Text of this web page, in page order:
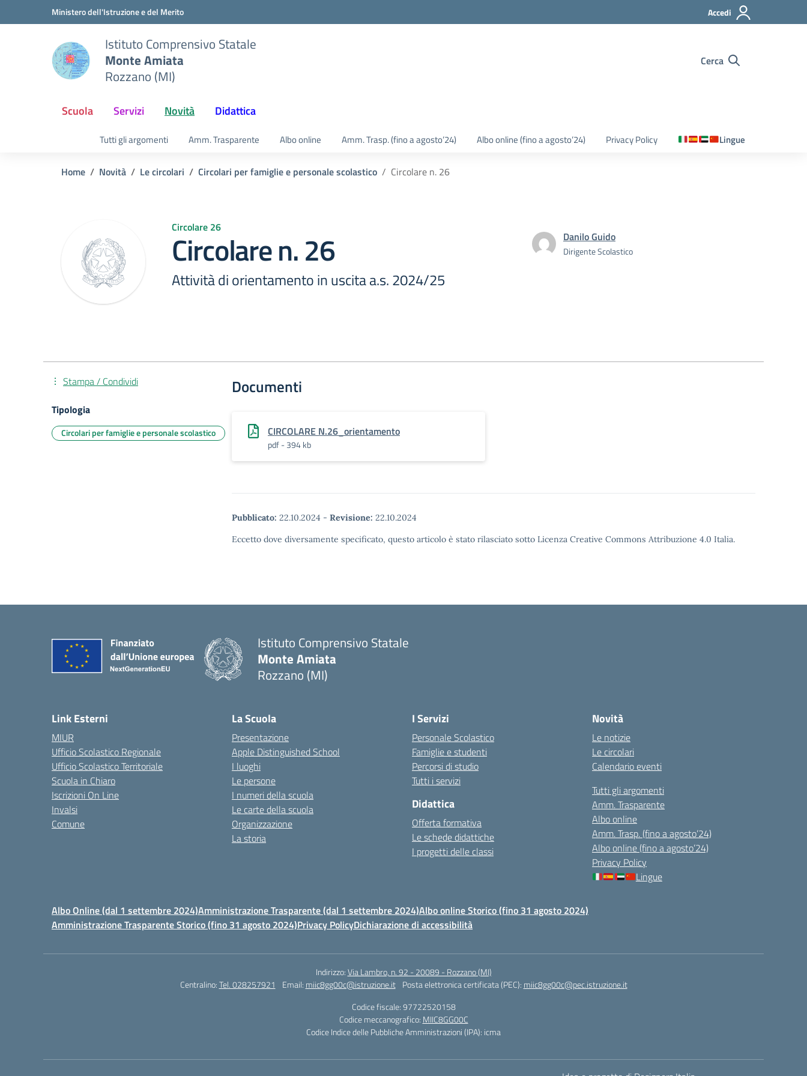
Vai ai contenuti
Vai al menu di navigazioneMinistero dell'Istruzione e del Merito Accedi
Istituto Comprensivo Statale
Monte Amiata
Rozzano (MI)
Cerca
Scuola Servizi Novità Didattica
Tutti gli argomenti Amm. Trasparente Albo online Amm. Trasp. (fino a agosto’24) Albo online (fino a agosto’24) Privacy Policy Lingue
Home Novità Le circolari Circolari per famiglie e personale scolastico Circolare n. 26
Circolare 26
Circolare n. 26
Attività di orientamento in uscita a.s. 2024/25
Danilo Guido
Dirigente Scolastico
Documenti
CIRCOLARE N.26_orientamento
pdf - 394 kb
Pubblicato: 22.10.2024 - Revisione: 22.10.2024
Eccetto dove diversamente specificato, questo articolo è stato rilasciato sotto Licenza Creative Commons Attribuzione 4.0 Italia.
Stampa / Condividi
Tipologia
Circolari per famiglie e personale scolastico
Istituto Comprensivo Statale
Monte Amiata
Rozzano (MI)
Link Esterni
MIUR
Ufficio Scolastico Regionale
Ufficio Scolastico Territoriale
Scuola in Chiaro
Iscrizioni On Line
Invalsi
Comune
La Scuola
Presentazione
Apple Distinguished School
I luoghi
Le persone
I numeri della scuola
Le carte della scuola
Organizzazione
La storia
I Servizi
Personale Scolastico
Famiglie e studenti
Percorsi di studio
Tutti i servizi
Didattica
Offerta formativa
Le schede didattiche
I progetti delle classi
Novità
Le notizie
Le circolari
Calendario eventi
Tutti gli argomenti
Amm. Trasparente
Albo online
Amm. Trasp. (fino a agosto’24)
Albo online (fino a agosto’24)
Privacy Policy
Lingue
Albo Online (dal 1 settembre 2024)Amministrazione Trasparente (dal 1 settembre 2024)Albo online Storico (fino 31 agosto 2024)
Amministrazione Trasparente Storico (fino 31 agosto 2024)Privacy PolicyDichiarazione di accessibilità
Indirizzo:Via Lambro, n. 92 - 20089 - Rozzano (MI)
Centralino:Tel. 028257921 Email: miic8gg00c@istruzione.it Posta elettronica certificata (PEC): miic8gg00c@pec.istruzione.it
Codice fiscale: 97722520158
Codice meccanografico: MIIC8GG00C
Codice Indice delle Pubbliche Amministrazioni (IPA): icma